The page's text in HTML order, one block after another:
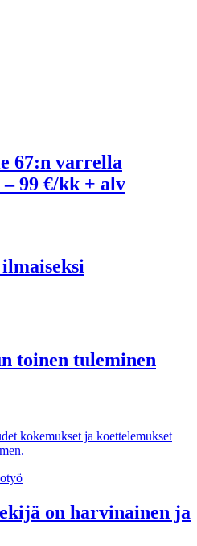
67:n varrella
99 €/kk + alv
toinen tuleminen
kokemukset ja koettelemukset
on harvinainen ja